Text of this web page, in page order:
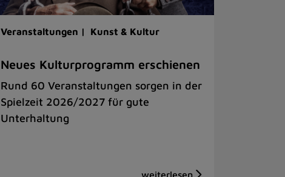
Veranstaltungen | Kunst & Kultur
Neues Kulturprogramm erschienen
Rund 60 Veranstaltungen sorgen in der
Spielzeit 2026/2027 für gute
Unterhaltung